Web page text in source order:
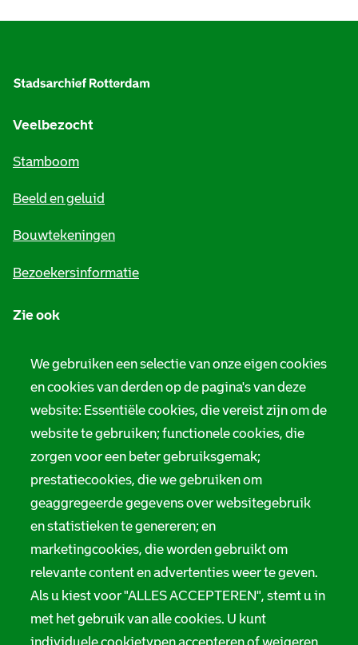
We gebruiken een selectie van onze eigen cookies
en cookies van derden op de pagina's van deze
website: Essentiële cookies, die vereist zijn om de
website te gebruiken; functionele cookies, die
zorgen voor een beter gebruiksgemak;
prestatiecookies, die we gebruiken om
geaggregeerde gegevens over websitegebruik
en statistieken te genereren; en
marketingcookies, die worden gebruikt om
relevante content en advertenties weer te geven.
Als u kiest voor "ALLES ACCEPTEREN", stemt u in
met het gebruik van alle cookies. U kunt
Veelbezocht
Stamboom
Beeld en geluid
Bouwtekeningen
Bezoekersinformatie
Zie ook
Privacy
Digitale toegankelijkheid
Servicenormen
Melding taalgebruik
Suggesties en opmerkingen
Stadsarchief Rotterdam
Hofdijk 651, 3032 CG Rotterdam